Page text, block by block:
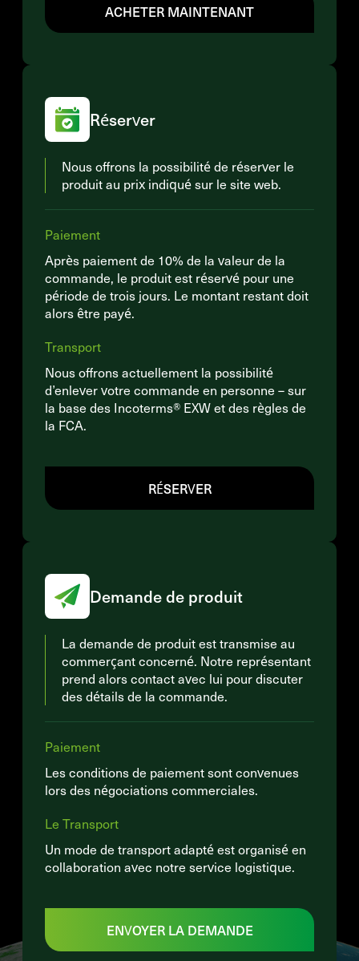
ACHETER MAINTENANT
Réserver
Nous offrons la possibilité de réserver le
produit au prix indiqué sur le site web.
Paiement
Après paiement de 10% de la valeur de la
commande, le produit est réservé pour une
période de trois jours. Le montant restant doit
alors être payé.
Transport
Nous offrons actuellement la possibilité
d’enlever votre commande en personne – sur
la base des Incoterms® EXW et des règles de
la FCA.
RÉSERVER
Demande de produit
La demande de produit est transmise au
commerçant concerné. Notre représentant
prend alors contact avec lui pour discuter
des détails de la commande.
Paiement
Les conditions de paiement sont convenues
lors des négociations commerciales.
Le Transport
Un mode de transport adapté est organisé en
collaboration avec notre service logistique.
ENVOYER LA DEMANDE